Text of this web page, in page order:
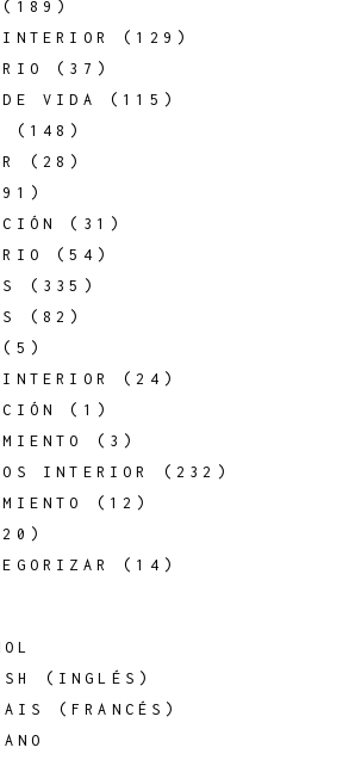
(129)
(37)
VIDA
(115)
(148)
(28)
(31)
(54)
(335)
(82)
(24)
(1)
(3)
INTERIOR
(232)
(12)
(14)
( INGLÉS )
(FRANCÉS )